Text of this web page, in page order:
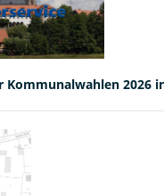
Kommunalwahlen 2026